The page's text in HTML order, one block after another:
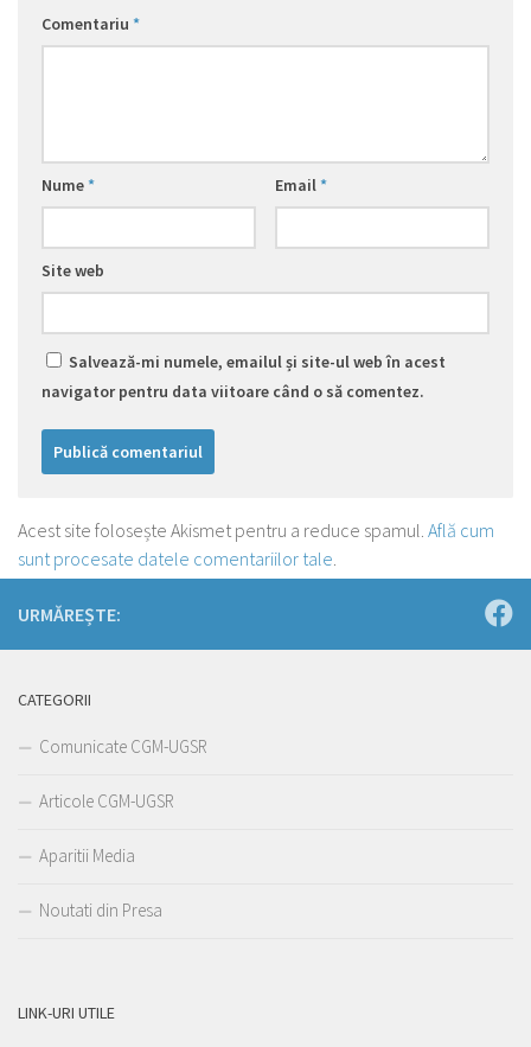
Comentariu *
Nume* Email*
Site web
Salvează-mi numele, emailul și site-ul web în acest
navigator pentru data viitoare când o să comentez.
Acest site folosește Akismet pentru a reduce spamul. Află cum
sunt procesate datele comentariilor tale.
URMĂREȘTE:
CATEGORII
Comunicate CGM-UGSR
Articole CGM-UGSR
Aparitii Media
Noutati din Presa
LINK-URI UTILE